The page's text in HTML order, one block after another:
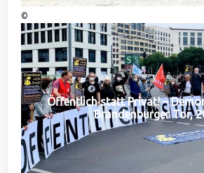
©
Öffentlich statt Privat! –
Brandenburger Tor,